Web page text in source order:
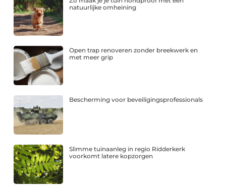
natuurlijke omheining
Open trap renoveren zonder breekwerk en
met meer grip
Bescherming voor beveiligingsprofessionals
Slimme tuinaanleg in regio Ridderkerk
voorkomt latere kopzorgen